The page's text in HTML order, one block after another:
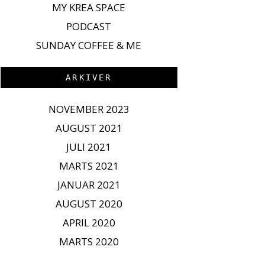
MY KREA SPACE
PODCAST
SUNDAY COFFEE & ME
ARKIVER
NOVEMBER 2023
AUGUST 2021
JULI 2021
MARTS 2021
JANUAR 2021
AUGUST 2020
APRIL 2020
MARTS 2020